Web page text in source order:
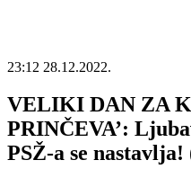
23:12 28.12.2022.
VELIKI DAN ZA
PRINČEVA’:
PSŽ-a se